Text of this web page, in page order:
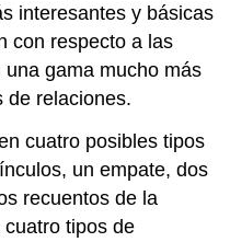
interesantes y básicas
con respecto a las
gama mucho más
de relaciones.
cuatro posibles tipos
un empate, dos
recuentos de la
tipos de